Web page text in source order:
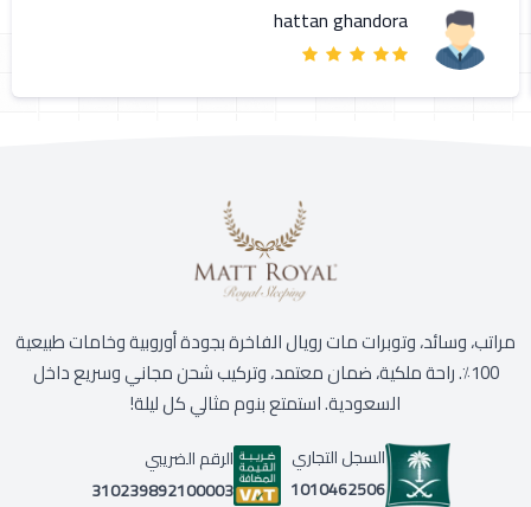
hattan ghandora
مراتب، وسائد، وتوبرات مات رويال الفاخرة بجودة أوروبية وخامات طبيعية
100٪. راحة ملكية، ضمان معتمد، وتركيب شحن مجاني وسريع داخل
السعودية. استمتع بنوم مثالي كل ليلة!
السجل التجاري
1010462506
الرقم الضريبي
310239892100003